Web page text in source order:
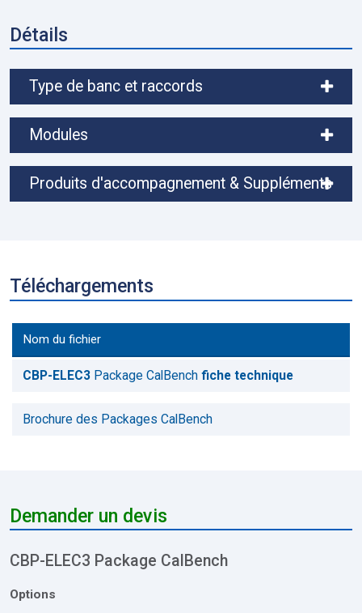
Détails
Type de banc et raccords
Modules
Produits d'accompagnement & Suppléments
Téléchargements
Nom du fichier
CBP-ELEC3 Package CalBench fiche technique
Brochure des Packages CalBench
Demander un devis
CBP-ELEC3 Package CalBench
Options